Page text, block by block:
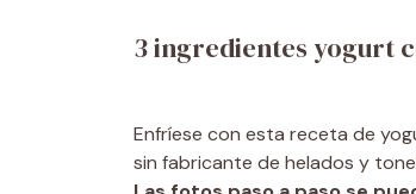
3 ingredientes yogurt
Enfríese con esta receta de
sin fabricante de helados y